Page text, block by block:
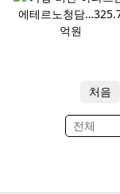
처음